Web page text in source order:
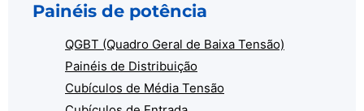
Painéis de potência
QGBT (Quadro Geral de Baixa Tensão)
Painéis de Distribuição
Cubículos de Média Tensão